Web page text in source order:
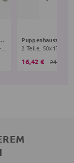
Lauflernwagen Schlafende Bären
16,42 € 21,90 €